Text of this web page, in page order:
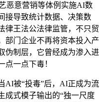
恶意营销等体例实施AI数
接导致统计数据、决策数
律王法公法律监管，不只贸
部门企业不再将资本投入产
伪制层，它曾经成为渗入进
点一点下毒！
被“投毒”后，AI正成为流
成式模子输出的“独一尺度